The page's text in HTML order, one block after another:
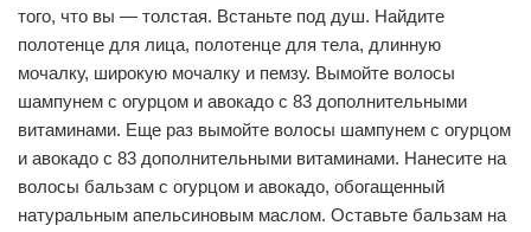
того, что вы — толстая. Встаньте под душ. Найдите
полотенце для лица, полотенце для тела, длинную
мочалку, широкую мочалку и пемзу. Вымойте волосы
шампунем с огурцом и авокадо с 83 дополнительными
витаминами. Еще раз вымойте волосы шампунем с огурцом
и авокадо с 83 дополнительными витаминами. Нанесите на
волосы бальзам с огурцом и авокадо, обогащенный
натуральным апельсиновым маслом. Оставьте бальзам на